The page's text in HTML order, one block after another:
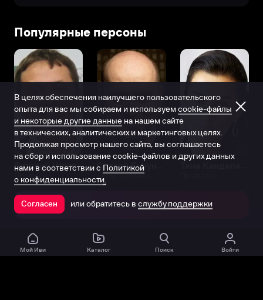
Популярные персоны
Виталий Шляппо
Продюсер Актёр дубляжа
Открыть в приложении
Мой Иви Каталог Поиск Войти
В целях обеспечения наилучшего пользовательского
опыта для вас мы собираем и используем cookie-файлы
и некоторые другие данные на нашем сайте
в технических, аналитических и маркетинговых целях.
Продолжая просмотр нашего сайта, вы соглашаетесь
на сбор и использование cookie-файлов и других данных
нами в соответствии с Политикой
о конфиденциальности.
Согласен или обратитесь в службу поддержки